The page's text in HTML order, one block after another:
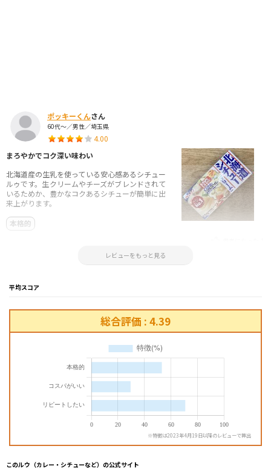
ポッキーくんさん
60代～／男性／埼玉県
4.00
まろやかでコク深い味わい
北海道産の生乳を使っている安心感あるシチュー
ルゥです。生クリームやチーズがブレンドされて
いるためか、豊かなコクあるシチューが簡単に出
来上がります。
本格的
レビューをもっと見る
平均スコア
総合評価 : 4.39
※特徴は2023年4月19日以降のレビューで算出
このルウ（カレー・シチューなど）の公式サイト